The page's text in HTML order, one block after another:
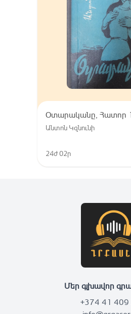
Օտարականը, Հատոր
Անտոն Կզնունի
24ժ 02ր
Մեր գլխավոր
+374 41 409